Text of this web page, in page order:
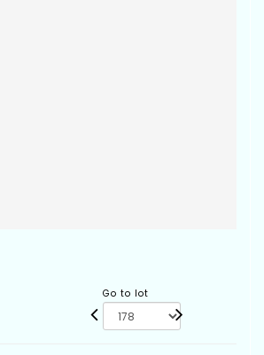
Go to lot